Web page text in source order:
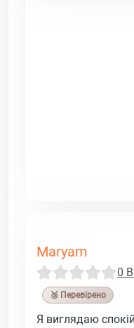
Maryam
0
🥉 Перевірено
Я виглядаю